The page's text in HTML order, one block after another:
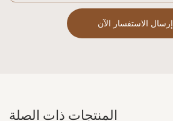
إرسال الاستفسار الآن
المنتجات ذات الصلة